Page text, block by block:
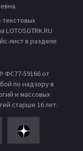
лист в разделе
ФС77-59166 от
по надзору в
и массовых
старше 16 лет.